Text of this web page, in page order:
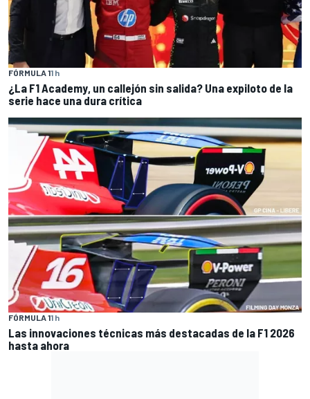
FÓRMULA 11 h
¿La F1 Academy, un callejón sin salida? Una expiloto de la
serie hace una dura crítica
FÓRMULA 11 h
Las innovaciones técnicas más destacadas de la F1 2026
hasta ahora